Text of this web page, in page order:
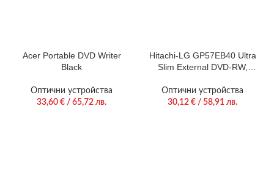
Acer Portable DVD Writer
Black
Оптични устройства
33,60 € / 65,72 лв.
Hitachi-LG GP57EB40 Ultra
Slim External DVD-RW,
TV connectivity, Black
Оптични устройства
30,12 € / 58,91 лв.